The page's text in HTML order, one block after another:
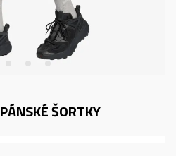
PÁNSKÉ ŠORTKY